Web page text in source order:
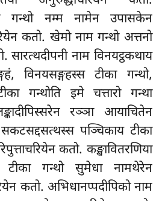
गन्थो नम्म नामेन उपासकेन
कतो. खेमो नाम गन्थो अत्तनो
सारत्थदीपनी नाम विनयट्ठकथाय
विनयसङ्गहस्स टीका गन्थो,
गन्थोति इमे चत्तारो गन्था
रञ्ञा आयाचितेन
सकटसद्दसत्थस्स पञ्चिकाय टीका
कतो. कङ्खावितरणिया
टीका गन्थो सुमेधा नामथेरेन
कतो. अभिधानप्पदीपिको नाम